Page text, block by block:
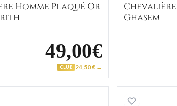
Homme Plaqué Or
49,00€
CLUB 24,50 € →
Ghasem
Noir Chevalière Homme Argent Hattus Agate